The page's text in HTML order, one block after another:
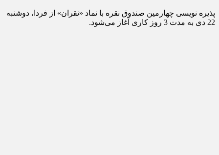
پذیره‌ نویسی چهارمین صندوق نقره با نماد «نقران» از فردا، دوشنبه
22 دی به مدت 3 روز کاری آغاز می‌شود.